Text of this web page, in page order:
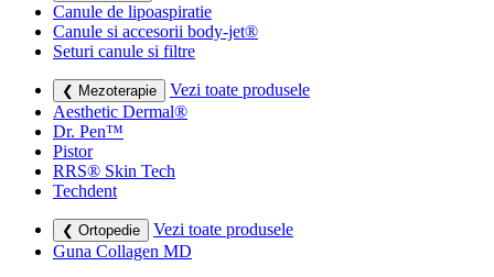
Canule de lipoaspiratie
Canule si accesorii body-jet®
Seturi canule si filtre
❮ Mezoterapie
Vezi toate produsele
Aesthetic Dermal®
Dr. Pen™
Pistor
RRS® Skin Tech
Techdent
❮ Ortopedie
Vezi toate produsele
Guna Collagen MD